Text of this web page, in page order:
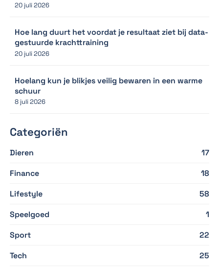
20 juli 2026
Hoe lang duurt het voordat je resultaat ziet bij data-
gestuurde krachttraining
20 juli 2026
Hoelang kun je blikjes veilig bewaren in een warme
schuur
8 juli 2026
Categoriën
Dieren
17
Finance
18
Lifestyle
58
Speelgoed
1
Sport
22
Tech
25